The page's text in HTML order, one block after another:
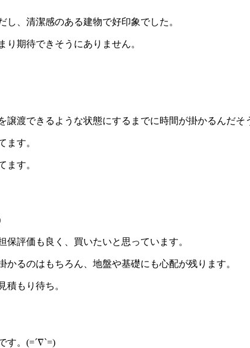
、清潔感のある建物で好印象でした。
期待できそうにありません。
渡できるような状態にするまでに時間が掛かるんだそ
ます。
ます。
評価も良く、買いたいと思っています。
るのはもちろん、地盤や基礎にも心配が残ります。
積もり待ち。
す。(=´∇`=)